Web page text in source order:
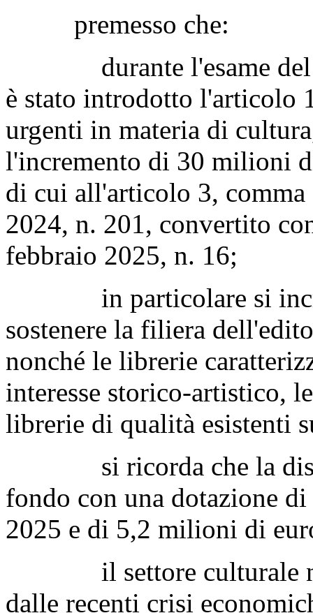
premesso che:
durante l'esame del
è stato introdotto l'articolo
urgenti in materia di
l'incremento di 30 milioni
di cui all'articolo 3, comma
2024, n. 201, convertito
febbraio 2025, n. 16;
in particolare si
sostenere la filiera
nonché le librerie
interesse storico-artistico,
librerie di qualità esistenti
si ricorda che la
fondo con una dotazione
2025 e di 5,2 milioni di
il settore culturale
dalle recenti crisi